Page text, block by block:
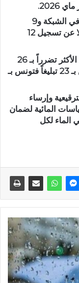
وسجل المرصد 15 تبليغاً يتعلّق بتسربات في الشبكة و9
تبليغات عن مياه غير صالحة للشرب فضلا عن تسجيل 12
وتصدّرت ولاية بن عروس قائمة الولايات الأكثر تضرراً بـ 26
تبليغاً تليها قفصة بـ 25 تبليغاً ثم القصرين بـ 23 تبليغاً فتونس بـ
وإرساء
المائية لضمان
الماء لكل